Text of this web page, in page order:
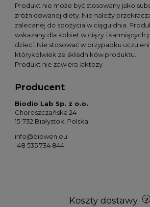
Produkt nie może być stosowany jako
zróżnicowanej diety. Nie należy
zalecanej do spożycia w ciągu dnia.
wskazany dla kobiet w ciąży i karmiących
dzieci. Nie stosować w przypadku
którykolwiek ze składników produktu.
Produkt nie zawiera laktozy
Producent
Biodio Lab Sp. z o.o.
Choroszczańska 24
15-732 Białystok, Polska
info@biowen.eu
-48 535 734 844
Koszty dostawy